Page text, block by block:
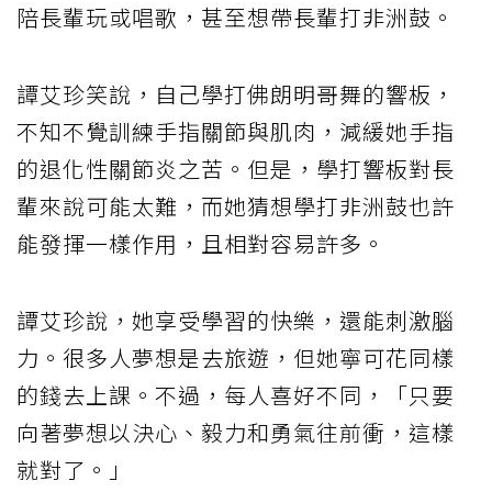
陪長輩玩或唱歌，甚至想帶長輩打非洲鼓。
譚艾珍笑說，自己學打佛朗明哥舞的響板，
不知不覺訓練手指關節與肌肉，減緩她手指
的退化性關節炎之苦。但是，學打響板對長
輩來說可能太難，而她猜想學打非洲鼓也許
能發揮一樣作用，且相對容易許多。
譚艾珍說，她享受學習的快樂，還能刺激腦
力。很多人夢想是去旅遊，但她寧可花同樣
的錢去上課。不過，每人喜好不同，「只要
向著夢想以決心、毅力和勇氣往前衝，這樣
就對了。」